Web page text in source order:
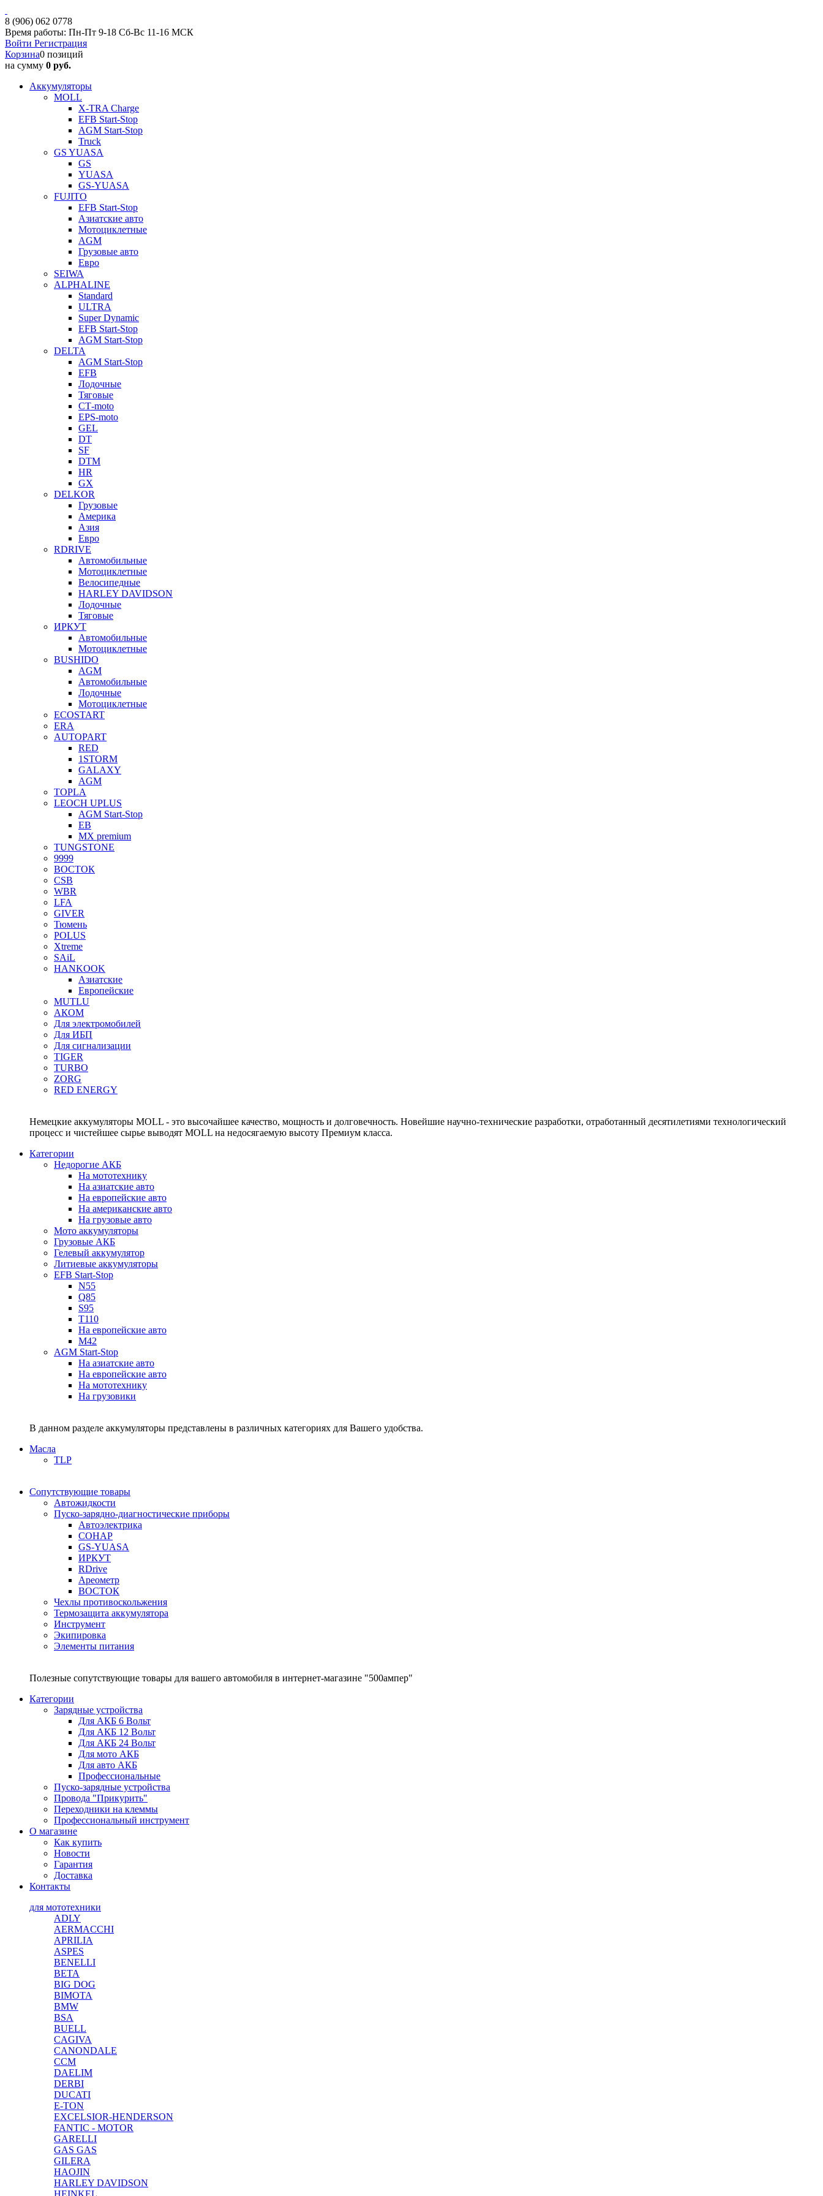
8 (906) 062 0778
Время работы: Пн-Пт 9-18 Сб-Вс 11-16 МСК
Войти Регистрация
Корзина0 позиций
на сумму 0 руб.
Аккумуляторы
MOLL
X-TRA Charge
EFB Start-Stop
AGM Start-Stop
Truck
GS YUASA
GS
YUASA
GS-YUASA
FUJITO
EFB Start-Stop
Азиатские авто
Мотоциклетные
AGM
Грузовые авто
Евро
SEIWA
ALPHALINE
Standard
ULTRA
Super Dynamic
EFB Start-Stop
AGM Start-Stop
DELTA
AGM Start-Stop
EFB
Лодочные
Тяговые
СТ-moto
EPS-moto
GEL
DT
SF
DTM
HR
GX
DELKOR
Грузовые
Америка
Азия
Евро
RDRIVE
Автомобильные
Мотоциклетные
Велосипедные
HARLEY DAVIDSON
Лодочные
Тяговые
ИРКУТ
Автомобильные
Мотоциклетные
BUSHIDO
AGM
Автомобильные
Лодочные
Мотоциклетные
ECOSTART
ERA
AUTOPART
RED
1STORM
GALAXY
AGM
TOPLA
LEOCH UPLUS
AGM Start-Stop
EB
MX premium
TUNGSTONE
9999
ВОСТОК
CSB
WBR
LFA
GIVER
Тюмень
POLUS
Xtreme
SAiL
HANKOOK
Азиатские
Европейские
MUTLU
АКОМ
Для электромобилей
Для ИБП
Для сигнализации
TIGER
TURBO
ZORG
RED ENERGY
Немецкие аккумуляторы MOLL - это высочайшее качество, мощность и долговечность. Новейшие научно-технические разработки, отработанный десятилетиями технологический
процесс и чистейшее сырье выводят MOLL на недосягаемую высоту Премиум класса.
Категории
Недорогие АКБ
На мототехнику
На азиатские авто
На европейские авто
На американские авто
На грузовые авто
Мото аккумуляторы
Грузовые АКБ
Гелевый аккумулятор
Литиевые аккумуляторы
EFB Start-Stop
N55
Q85
S95
T110
На европейские авто
M42
AGM Start-Stop
На азиатские авто
На европейские авто
На мототехнику
На грузовики
В данном разделе аккумуляторы представлены в различных категориях для Вашего удобства.
Масла
TLP
Сопутствующие товары
Автожидкости
Пуско-зарядно-диагностические приборы
Автоэлектрика
СОНАР
GS-YUASA
ИРКУТ
RDrive
Ареометр
ВОСТОК
Чехлы противоскольжения
Термозащита аккумулятора
Инструмент
Экипировка
Элементы питания
Полезные сопутствующие товары для вашего автомобиля в интернет-магазине "500ампер"
Категории
Зарядные устройства
Для АКБ 6 Вольт
Для АКБ 12 Вольт
Для АКБ 24 Вольт
Для мото АКБ
Для авто АКБ
Профессиональные
Пуско-зарядные устройства
Провода "Прикурить"
Переходники на клеммы
Профессиональный инструмент
О магазине
Как купить
Новости
Гарантия
Доставка
Контакты
для мототехники
ADLY
AERMACCHI
APRILIA
ASPES
BENELLI
BETA
BIG DOG
BIMOTA
BMW
BSA
BUELL
CAGIVA
CANONDALE
CCM
DAELIM
DERBI
DUCATI
E-TON
EXCELSIOR-HENDERSON
FANTIC - MOTOR
GARELLI
GAS GAS
GILERA
HAOJIN
HARLEY DAVIDSON
HEINKEL